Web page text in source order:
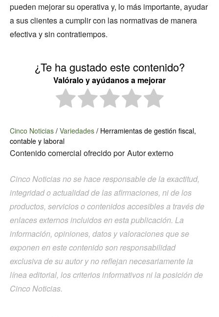
pueden mejorar su operativa y, lo más importante, ayudar
a sus clientes a cumplir con las normativas de manera
efectiva y sin contratiempos.
¿Te ha gustado este contenido?
Valóralo y ayúdanos a mejorar
Cinco Noticias / Variedades / Herramientas de gestión fiscal,
contable y laboral
Contenido comercial ofrecido por Autor externo
Cinco Noticias no se hace responsable de la exactitud,
integridad o actualidad de las afirmaciones, ni de los
productos, servicios o contenidos accesibles a través de
enlaces externos incluidos en esta publicación. La
información, opiniones, datos y valoraciones que se
exponen en este contenido son responsabilidad
exclusiva de su autor y no reflejan necesariamente la
línea editorial, los criterios informativos ni la posición de
Cinco Noticias.